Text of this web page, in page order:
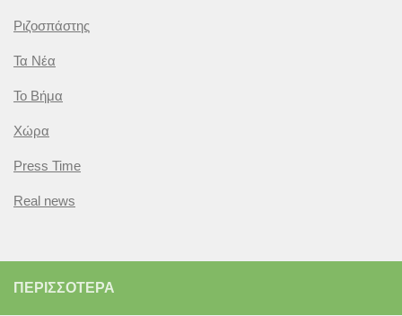
Ριζοσπάστης
Τα Νέα
Το Βήμα
Χώρα
Press Time
Real news
ΠΕΡΙΣΣΌΤΕΡΑ